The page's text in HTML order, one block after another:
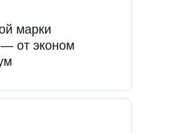
марки
от эконом